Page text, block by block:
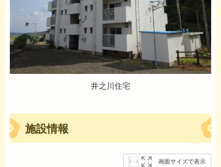
井之川住宅
施設情報
画面サイズで表示